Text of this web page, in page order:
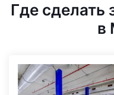
Где сделать
в